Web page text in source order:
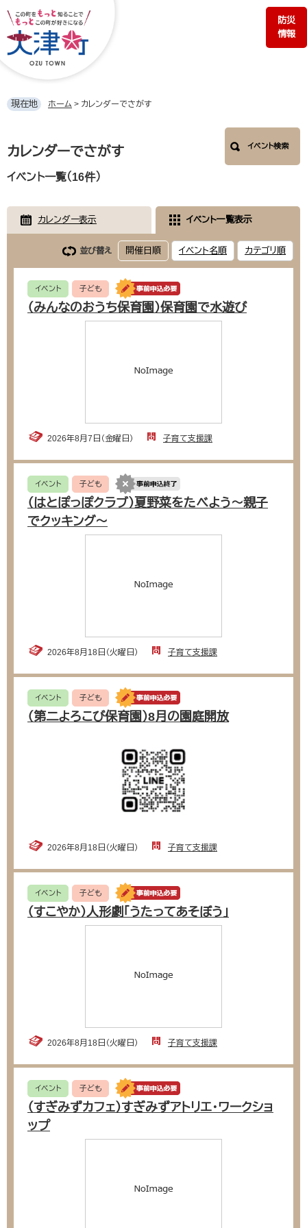
ジ
の
す。
ュ
ー
し
文
防災
情報
現在地 ホーム > カレンダーでさがす
文
カレンダーでさがす イベント検索
イベント一覧（16件）
カレンダー表示 イベント一覧表示
並び替え 開催日順 イベント名順 カテゴリ順
イベント 子ども
（みんなのおうち保育園）保育園で水遊び
2026年8月7日（金曜日） 子育て支援課
イベント 子ども
（はとぽっぽクラブ）夏野菜をたべよう〜親子
でクッキング〜
2026年8月18日（火曜日） 子育て支援課
イベント 子ども
（第二よろこび保育園）8月の園庭開放
2026年8月18日（火曜日） 子育て支援課
イベント 子ども
（すこやか）人形劇「うたってあそぼう」
2026年8月18日（火曜日） 子育て支援課
イベント 子ども
（すぎみずカフェ）すぎみずアトリエ・ワークショ
ップ